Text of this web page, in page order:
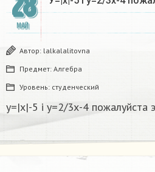
МАЙ
Автор: lalkalalitovna
Предмет: Алгебра
Уровень: студенческий
у=|х|-5 і у=2/3х-4 пожалуйста